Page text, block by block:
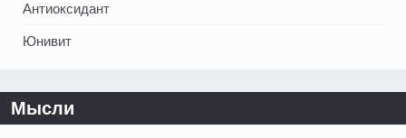
Антиоксидант
Юнивит
Мысли